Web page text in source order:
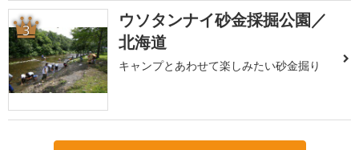
3
ウソタンナイ砂金採掘公園／
北海道
キャンプとあわせて楽しみたい砂金掘り